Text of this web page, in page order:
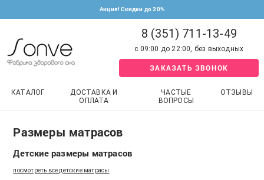
Акция! Скидки до 20%
КАТАЛОГ
ДОСТАВКА И
ОПЛАТА
ЧАСТЫЕ
ВОПРОСЫ
ОТЗЫВЫ
8 (351) 711-13-49
с 09:00 до 22:00, без выходных
ЗАКАЗАТЬ ЗВОНОК
Размеры матрасов
Детские размеры матрасов
посмотреть все детские матрасы